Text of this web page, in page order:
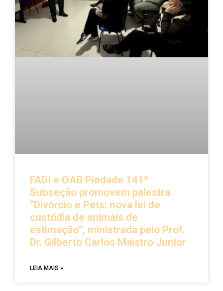
FADI e OAB Piedade 141ª
Subseção promovem palestra
“Divórcio e Pets: nova lei de
custódia de animais de
estimação”, ministrada pelo Prof.
Dr. Gilberto Carlos Maistro Junior
LEIA MAIS »